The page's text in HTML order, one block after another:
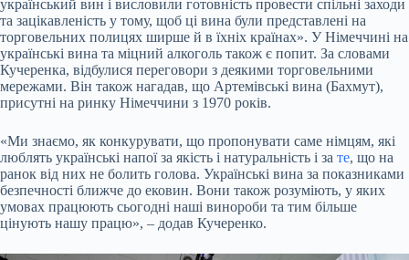
український вин і висловили готовність провести спільні заходи
та зацікавленість у тому, щоб ці вина були представлені на
торговельних полицях ширше й в їхніх країнах». У Німеччині на
українські вина та міцний алкоголь також є попит. За словами
Кучеренка, відбулися переговори з деякими торговельними
мережами. Він також нагадав, що Артемівські вина (Бахмут),
присутні на ринку Німеччини з 1970 років.
«Ми знаємо, як конкурувати, що пропонувати саме німцям, які
люблять українські напої за якість і натуральність і за те, що на
ранок від них не болить голова. Українські вина за показниками
безпечності ближче до ековин. Вони також розуміють, у яких
умовах працюють сьогодні наші винороби та тим більше
цінують нашу працю», – додав Кучеренко.